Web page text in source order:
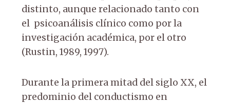
distinto, aunque relacionado tanto con
el psicoanálisis clínico como por la
investigación académica, por el otro
(Rustin, 1989, 1997).
Durante la primera mitad del siglo XX, el
predominio del conductismo en